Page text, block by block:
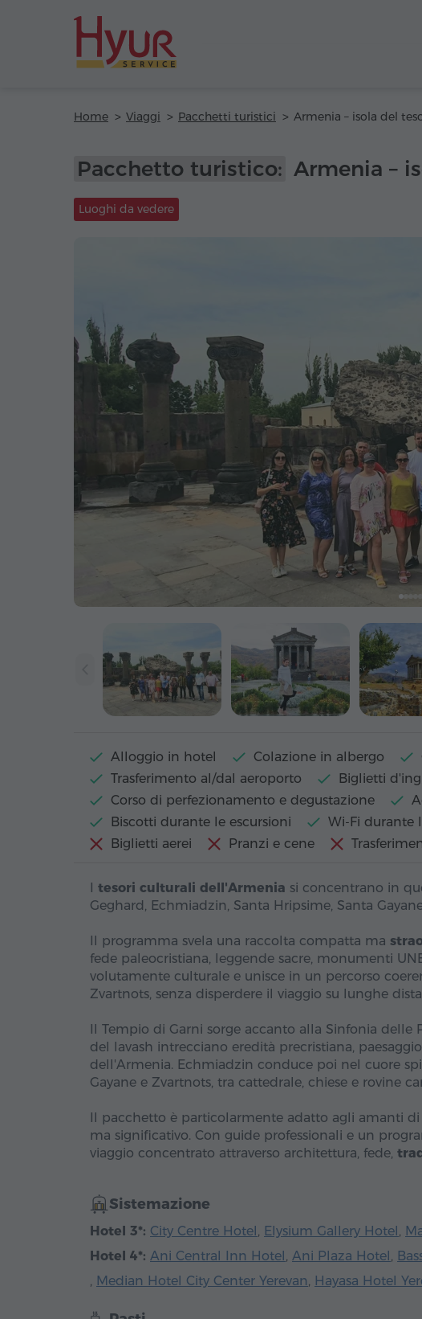
Home Viaggi Pacchetti turistici Armenia – isola del
Pacchetto turistico: Armenia –
Luoghi da vedere
Alloggio in hotel Colazione in albergo
Trasferimento al/dal aeroporto
Biglietti
Corso di perfezionamento e degustazione
Biscotti durante le escursioni
Wi-Fi durante
Biglietti aerei
Pranzi e cene
I tesori culturali dell'Armenia si concentrano in
Geghard, Echmiadzin, Santa Hripsime, Santa
Il programma svela una raccolta compatta ma
fede paleocristiana, leggende sacre, monumenti
volutamente culturale e unisce in un percorso
Zvartnots, senza disperdere il viaggio su lunghe
Il Tempio di Garni sorge accanto alla Sinfonia delle
del lavash intrecciano eredità precristiana,
dell'Armenia. Echmiadzin conduce poi nel cuore
Gayane e Zvartnots, tra cattedrale, chiese e rovine
Il pacchetto è particolarmente adatto agli amanti di
ma significativo. Con guide professionali e un
viaggio concentrato attraverso architettura, fede,
Sistemazione
Hotel 3*: City Centre Hotel, Elysium Gallery Hotel,
Hotel 4*: Ani Central Inn Hotel, Ani Plaza Hotel,
, Median Hotel City Center Yerevan, Hayasa Hotel